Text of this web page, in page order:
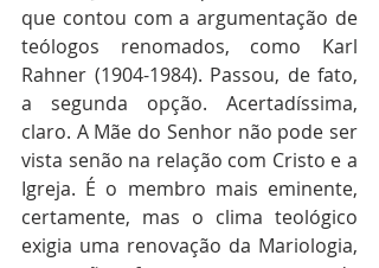
que contou com a argumentação de
teólogos renomados, como Karl
Rahner (1904-1984). Passou, de fato,
a segunda opção. Acertadíssima,
claro. A Mãe do Senhor não pode ser
vista senão na relação com Cristo e a
Igreja. É o membro mais eminente,
certamente, mas o clima teológico
exigia uma renovação da Mariologia,